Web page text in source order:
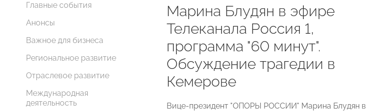
Главные события
Анонсы
Важное для бизнеса
Региональное развитие
Отраслевое развитие
Международная
деятельность
Марина Блудян в эфире
Телеканала Россия 1,
программа "60 минут".
Обсуждение трагедии в
Кемерове
Вице-президент "ОПОРЫ РОССИИ" Марина Блудян в